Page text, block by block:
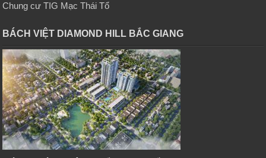
Chung cư TIG Mạc Thái Tổ
BÁCH VIỆT DIAMOND HILL BẮC GIANG